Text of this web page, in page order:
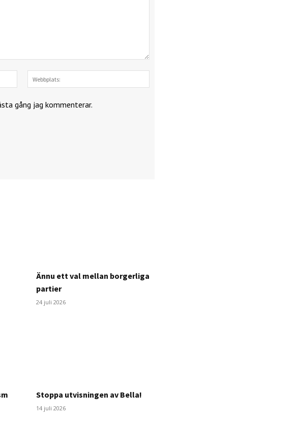
post:
gång jag kommenterar.
Ännu ett val mellan borgerliga
partier
24 juli 2026
Stoppa utvisningen av Bella!
14 juli 2026